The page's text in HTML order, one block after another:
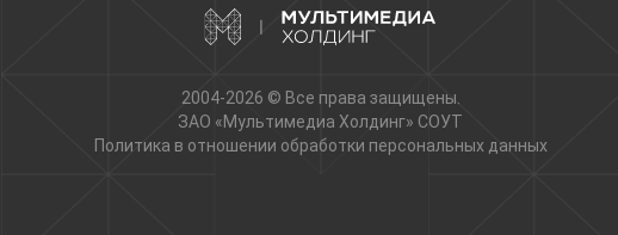
2004-2026 © Все права защищены.
ЗАО «Мультимедиа Холдинг» СОУТ
Политика в отношении обработки персональных данных